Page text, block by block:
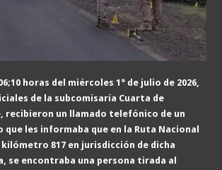
10 horas del miércoles 1° de julio de 2026,
de la subcomisaría Cuarta de
recibieron un llamado telefónico de un
les informaba que en la Ruta Nacional
817 en jurisdicción de dicha
, se encontraba una persona tirada al